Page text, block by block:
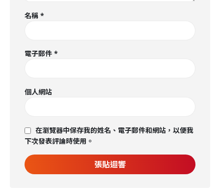
名稱 *
電子郵件 *
個人網站
在瀏覽器中保存我的姓名、電子郵件和網站，以便我
下次發表評論時使用。